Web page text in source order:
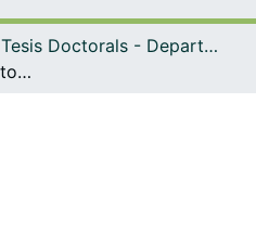
Navega per tot el DD
Tesis Doctorals - Departament - Bioquímica i Biomedicina Molecular
Heterómeros de receptores de dopamina D1 y de histamina H3 como potenciales dianas terapéuticas en trastornos adictivos y enfermedades neurodegenerativas